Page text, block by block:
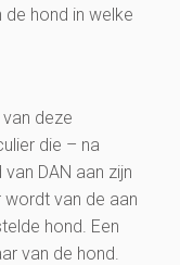
hond in welke
deze
die – na
DAN aan zijn
van de aan
hond. Een
van de hond.